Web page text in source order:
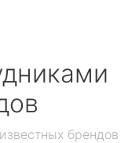
брендов